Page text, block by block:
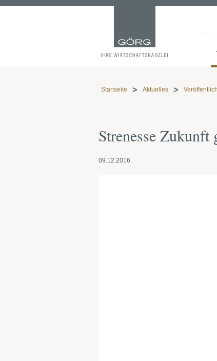
Startseite Aktuelles
Strenesse Zukunft
09.12.2016